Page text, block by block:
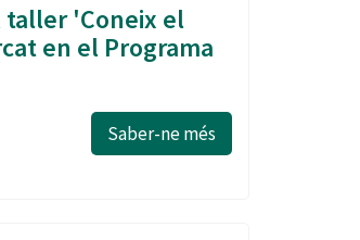
'Coneix el
en el Programa
Saber-ne més